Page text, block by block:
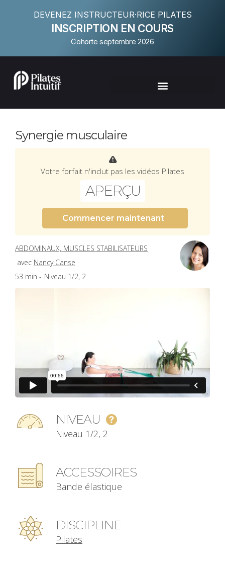
DEVENEZ INSTRUCTEUR·RICE PILATES
INSCRIPTION EN COURS
Cohorte septembre 2026
Synergie musculaire
Votre forfait n'inclut pas les vidéos Pilates
APERÇU
Commencer maintenant
ABDOMINAUX, MUSCLES STABILISATEURS
avec Nancy Canse
53 min - Niveau 1/2, 2
NIVEAU
Niveau 1/2, 2
ACCESSOIRES
Bande élastique
DISCIPLINE
Pilates